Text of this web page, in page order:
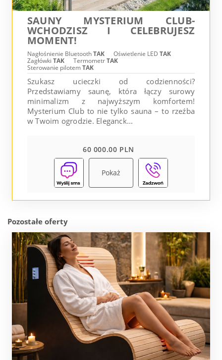
SAUNY MYSTERIUM CLUB-
WCHODZISZ I CELEBRUJESZ
MOMENT!
Nagłośnienie BluetoothTAK Oświetlenie LED TAK
Zagłówki TAK TermometrTAK
Sterowanie pilotemTAK
Szukasz ucieczki od codzienności?
Przedstawiamy saunę, która łączy surowy
minimalizm z najwyższym komfortem!
Mysterium Club to nie tylko sauna – to rzeźba
w Twoim ogrodzie. Eleganck...
60 000.00 PLN
Pokaż
Pozostałe oferty